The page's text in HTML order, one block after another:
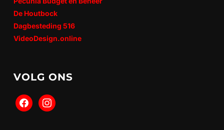
De Houtbock
Dagbesteding 516
VideoDesign.online
VOLG ONS